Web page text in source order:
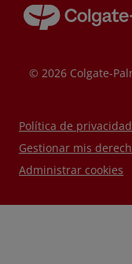
© 2026 Colgate-
Política de privacidad
Gestionar mis
Administrar cookies